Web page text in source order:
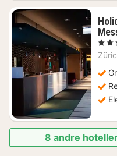
, 4
8 andre